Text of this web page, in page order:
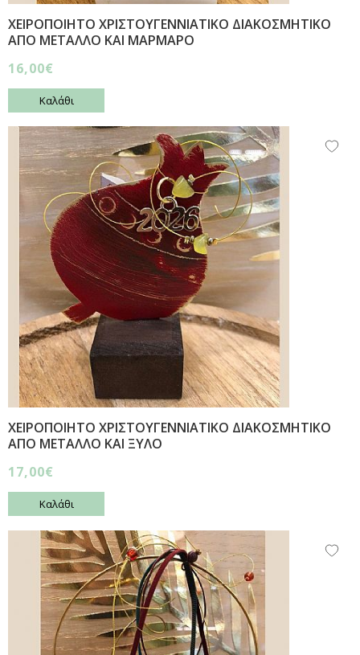
ΧΕΙΡΟΠΟΙΗΤΟ ΧΡΙΣΤΟΥΓΕΝΝΙΑΤΙΚΟ ΔΙΑΚΟΣΜΗΤΙΚΟ
ΑΠΟ ΜΕΤΑΛΛΟ ΚΑΙ ΜΑΡΜΑΡΟ
16,00€
Καλάθι
ΧΕΙΡΟΠΟΙΗΤΟ ΧΡΙΣΤΟΥΓΕΝΝΙΑΤΙΚΟ ΔΙΑΚΟΣΜΗΤΙΚΟ
ΑΠΟ ΜΕΤΑΛΛΟ ΚΑΙ ΞΥΛΟ
17,00€
Καλάθι